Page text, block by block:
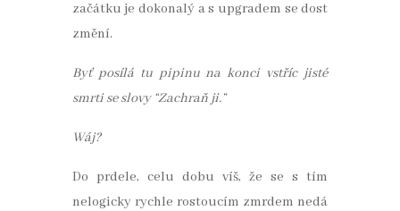
začátku je dokonalý a s upgradem se dost
změní.
Byť posílá tu pipinu na konci vstříc jisté
smrti se slovy “Zachraň ji.”
Wáj?
Do prdele, celu dobu víš, že se s tím
nelogicky rychle rostoucím zmrdem nedá